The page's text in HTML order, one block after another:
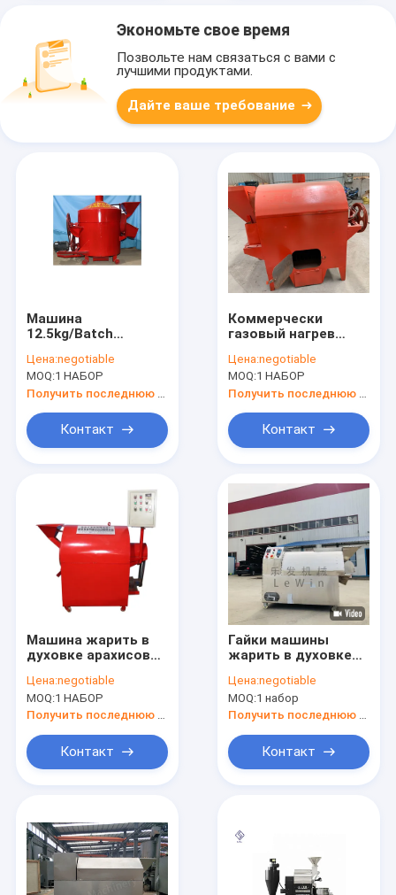
Продукты
Ролики
Экономьте свое время
Позвольте нам связаться с вами с
лучшими продуктами.
Дайте ваше требование
Машина
12.5kg/Batch
горизонтального
цилиндра
промышленная
Цена:negotiable
MOQ:1 НАБОР
Контакт
Коммерчески
газовый нагрев
жарить в духовке
гайки 25kg/Batch
Цена:negotiable
MOQ:1 НАБОР
Контакт
Машина жарить в
духовке арахисов
промышленная с
автоматической
разрядкой
Цена:negotiable
MOQ:1 НАБОР
Получить последнюю цену
Контакт
Гайки машины
жарить в духовке
эффективности
прибор
промышленной
Цена:negotiable
MOQ:1 набор
Получить последнюю цену
Контакт